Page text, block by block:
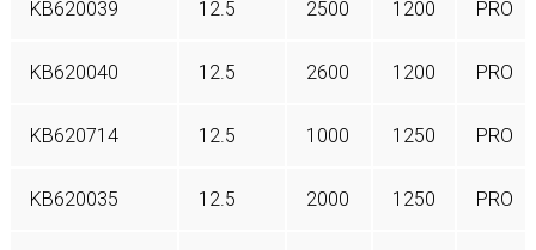
KB620039 12.5 2500 1200 PRO
KB620040 12.5 2600 1200 PRO
KB620714 12.5 1000 1250 PRO
KB620035 12.5 2000 1250 PRO